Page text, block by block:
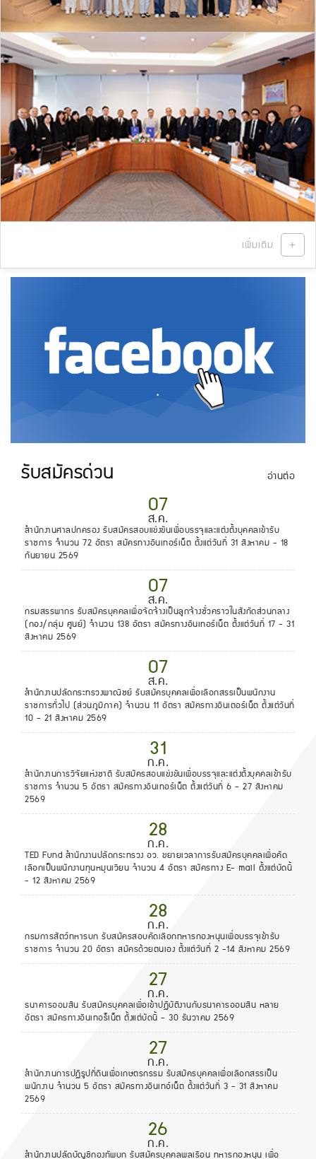
เพิ่มเติม +
.
รับสมัครด่วน อ่านต่อ
07
ส.ค.
สำนักงานศาลปกครอง รับสมัครสอบแข่งขันเพื่อบรรจุและแต่งตั้งบุคคลเข้ารับ
ราชการ จำนวน 72 อัตรา สมัครทางอินเทอร์เน็ต ตั้งแต่วันที่ 31 สิงหาคม - 18
กันยายน 2569
07
ส.ค.
กรมสรรพากร รับสมัครบุคคลเพื่อจัดจ้างเป็นลูกจ้างชั่วคราวในสังกัดส่วนกลาง
(กอง/กลุ่ม ศูนย์) จำนวน 138 อัตรา สมัครทางอินเทอร์เน็ต ตั้งแต่วันที่ 17 - 31
สิงหาคม 2569
07
ส.ค.
สำนักงานปลัดกระทรวงพาณิชย์ รับสมัครบุคคลเพื่อเลือกสรรเป็นพนักงาน
ราชการทั่วไป (ส่วนภูมิภาค) จำนวน 11 อัตรา สมัครทางอินเตอร์เน็ต ตั้งแต่วันที่
10 - 21 สิงหาคม 2569
31
ก.ค.
สำนักงานการวิจัยแห่งชาติ รับสมัครสอบแข่งขันเพื่อบรรจุและแต่งตั้งบุคคลเข้ารับ
ราชการ จำนวน 5 อัตรา สมัครทางอินเทอร์เน็ต ตั้งแต่วันที่ 6 - 27 สิงหาคม
2569
28
ก.ค.
TED Fund สำนักงานปลัดกระทรวง อว. ขยายเวลาการรับสมัครบุคคลเพื่อคัด
เลือกเป็นพนักงานทุนหมุนเวียน จำนวน 4 อัตรา สมัครทาง E- mail ตั้งแต่บัดนี้
- 12 สิงหาคม 2569
28
ก.ค.
กรมการสัตว์ทหารบก รับสมัครสอบคัดเลือกทหารกองหนุนเพื่อบรรจุเข้ารับ
ราชการ จำนวน 20 อัตรา สมัครด้วยตนเอง ตั้งแต่วันที่ 2 -14 สิงหาคม 2569
27
ก.ค.
ธนาคารออมสิน รับสมัครบุคคลเพื่อเข้าปฏิบัติงานกับธนาคารออมสิน หลาย
อัตรา สมัครทางอินเทอร็เน็ต ตั้งแต่บัดนี้ - 30 ธันวาคม 2569
27
ก.ค.
สำนักงานการปฏิรูปที่ดินเพื่อเกษตรกรรม รับสมัครบุคคลเพื่อเลือกสรรเป็น
พนักงาน จำนวน 5 อัตรา สมัครทางอินเทอ์เน็ต ตั้งแต่วันที่ 3 - 31 สิงหาคม
2569
26
ก.ค.
สำนักงานปลัดบัญชีกองทัพบก รับสมัครบุคคลพลเรือน ทหารกองหนุน เพื่อ